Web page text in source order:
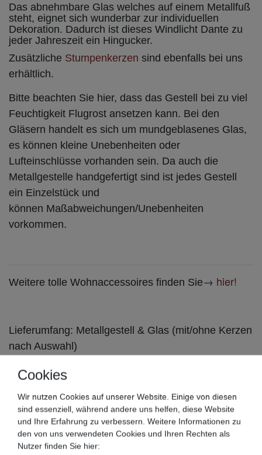
Das abnehmbare Glas welches auf einem Metallfuß
steht, eignet sich wunderbar zur individuellen
Dekoration. Dadurch ist dieses Windlicht Dante zu
jeder Jahreszeit ein Hingucker.
Zusätzliche Stumpenkerzen sind ebenfalls bei uns
erhältlich.
Bitte beachten Sie hier, dass das Gestell bei zu viel
Feuchtigkeit Flugrost ansetzen kann. Bei den
Gläsern handelt es sich um mundgeblasenes Glas,
es können kleine Unebenheiten oder
Lufteinschlüsse vorhanden sein. Da auch die
Metallgestelle handgefertigt sind ist jedes Gestell
ein Einzelstück und
können Maßabweichungen/Unebenheiten
vorkommen.
Weitere tolle Wohnaccessoires finden Sie→ hier!
Lieferumfang: Metallgestell & Glas (mit/ohne Kerzen
nach Auswahl)
Artikelzustand: Neu
Cookies
Wir nutzen Cookies auf unserer Website. Einige von diesen
sind essenziell, während andere uns helfen, diese Website
und Ihre Erfahrung zu verbessern. Weitere Informationen zu
den von uns verwendeten Cookies und Ihren Rechten als
Nutzer finden Sie hier: